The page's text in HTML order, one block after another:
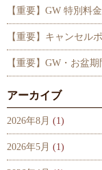
【重要】GW 特別料
【重要】キャンセル
【重要】GW・お盆
アーカイブ
2026年8月 (1)
2026年5月 (1)